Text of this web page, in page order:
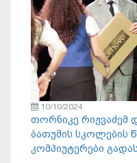
10/10/2024
თორნიკე რიჟვაძემ
ბათუმის სკოლების
კომპიუტერები